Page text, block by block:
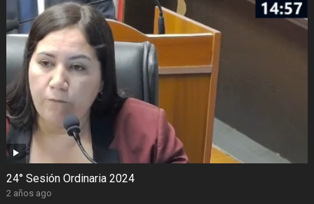
24° Sesión Ordinaria 2024
2 años ago